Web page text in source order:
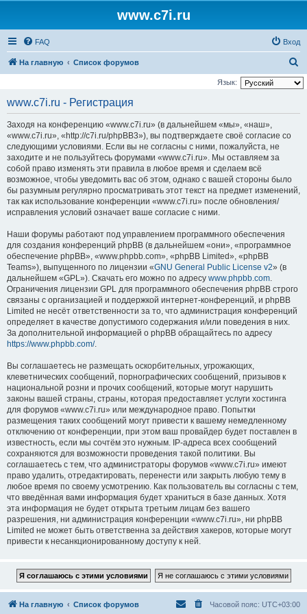
www.c7i.ru
FAQ Вход
На главную Список форумов
о
Язык:
www.c7i.ru - Регистрация
Заходя на конференцию «www.c7i.ru» (в дальнейшем «мы», «наш»,
«www.c7i.ru», «http://c7i.ru/phpBB3»), вы подтверждаете своё согласие со
следующими условиями. Если вы не согласны с ними, пожалуйста, не
заходите и не пользуйтесь форумами «www.c7i.ru». Мы оставляем за
собой право изменять эти правила в любое время и сделаем всё
возможное, чтобы уведомить вас об этом, однако с вашей стороны было
бы разумным регулярно просматривать этот текст на предмет изменений,
так как использование конференции «www.c7i.ru» после обновления/
исправления условий означает ваше согласие с ними.
Наши форумы работают под управлением программного обеспечения
для создания конференций phpBB (в дальнейшем «они», «программное
обеспечение phpBB», «www.phpbb.com», «phpBB Limited», «phpBB
Teams»), выпущенного по лицензии «GNU General Public License v2» (в
дальнейшем «GPL»). Скачать его можно по адресу www.phpbb.com.
Ограничения лицензии GPL для программного обеспечения phpBB строго
связаны с организацией и поддержкой интернет-конференций, и phpBB
Limited не несёт ответственности за то, что администрация конференций
определяет в качестве допустимого содержания и/или поведения в них.
За дополнительной информацией о phpBB обращайтесь по адресу
https://www.phpbb.com/.
Вы соглашаетесь не размещать оскорбительных, угрожающих,
клеветнических сообщений, порнографических сообщений, призывов к
национальной розни и прочих сообщений, которые могут нарушить
законы вашей страны, страны, которая предоставляет услуги хостинга
для форумов «www.c7i.ru» или международное право. Попытки
размещения таких сообщений могут привести к вашему немедленному
отключению от конференции, при этом ваш провайдер будет поставлен в
известность, если мы сочтём это нужным. IP-адреса всех сообщений
сохраняются для возможности проведения такой политики. Вы
соглашаетесь с тем, что администраторы форумов «www.c7i.ru» имеют
право удалить, отредактировать, перенести или закрыть любую тему в
любое время по своему усмотрению. Как пользователь вы согласны с тем,
что введённая вами информация будет храниться в базе данных. Хотя
эта информация не будет открыта третьим лицам без вашего
разрешения, ни администрация конференции «www.c7i.ru», ни phpBB
Limited не может быть ответственна за действия хакеров, которые могут
привести к несанкционированному доступу к ней.
На главную Список форумов Часовой пояс: UTC+03:00